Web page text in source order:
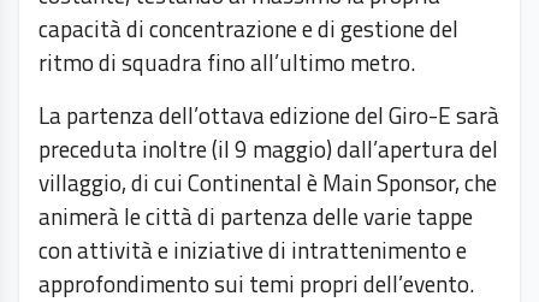
capacità di concentrazione e di gestione del
ritmo di squadra fino all’ultimo metro.
La partenza dell’ottava edizione del Giro-E sarà
preceduta inoltre (il 9 maggio) dall’apertura del
villaggio, di cui Continental è Main Sponsor, che
animerà le città di partenza delle varie tappe
con attività e iniziative di intrattenimento e
approfondimento sui temi propri dell’evento.